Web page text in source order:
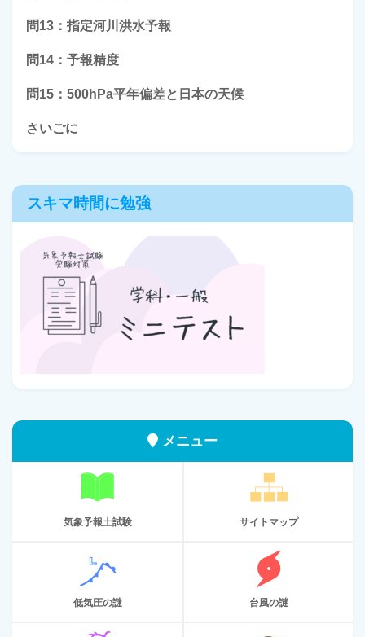
問13：指定河川洪水予報
問14：予報精度
問15：500hPa平年偏差と日本の天候
さいごに
スキマ時間に勉強
メニュー
気象予報士試験 サイトマップ
低気圧の謎 台風の謎